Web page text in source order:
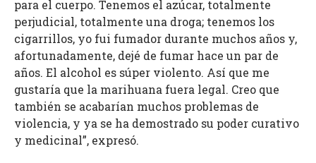
para el cuerpo. Tenemos el azúcar, totalmente
perjudicial, totalmente una droga; tenemos los
cigarrillos, yo fui fumador durante muchos años y,
afortunadamente, dejé de fumar hace un par de
años. El alcohol es súper violento. Así que me
gustaría que la marihuana fuera legal. Creo que
también se acabarían muchos problemas de
violencia, y ya se ha demostrado su poder curativo
y medicinal”, expresó.